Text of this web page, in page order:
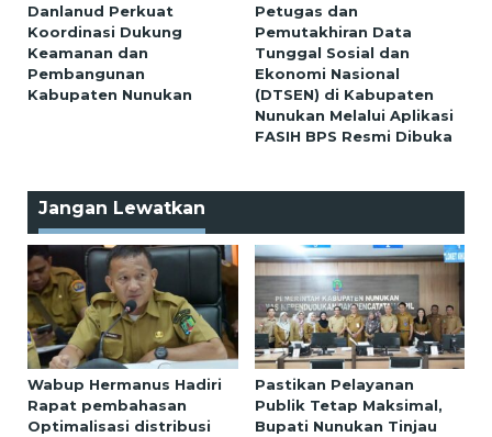
Danlanud Perkuat
Koordinasi Dukung
Keamanan dan
Pembangunan
Kabupaten Nunukan
Petugas dan
Pemutakhiran Data
Tunggal Sosial dan
Ekonomi Nasional
(DTSEN) di Kabupaten
Nunukan Melalui Aplikasi
FASIH BPS Resmi Dibuka
Jangan Lewatkan
Wabup Hermanus Hadiri
Rapat pembahasan
Optimalisasi distribusi
Pastikan Pelayanan
Publik Tetap Maksimal,
Bupati Nunukan Tinjau